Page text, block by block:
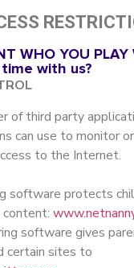
WHO YOU
with us?
of third party
can use to monitor
to the Internet.
software protects
software gives
certain sites to